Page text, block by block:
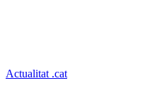
Actualitat .cat